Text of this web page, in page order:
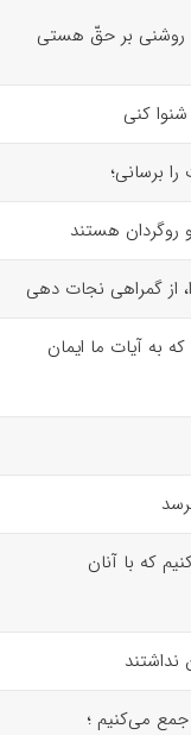
روشنی بر حقّ هستی
‌کنی
برسانی؛
هستند
از گمراهی نجات دهی
به آیات ما ایمان
که ‌با آنان
نداشتند
جمع می‌کنیم ؛